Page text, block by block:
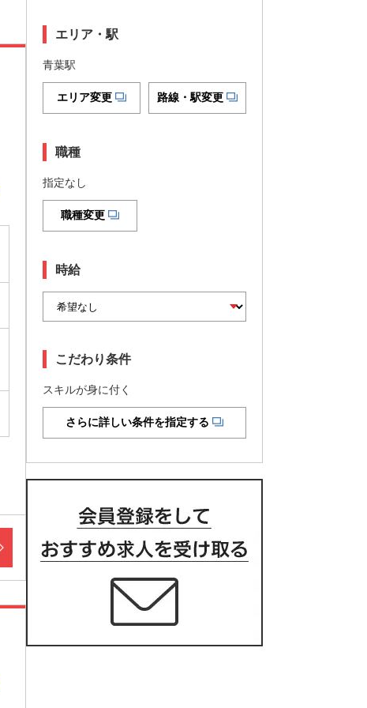
エリア・駅
青葉駅
エリア変更 路線・駅変更
職種
指定なし
職種変更
時給
こだわり条件
スキルが身に付く
さらに詳しい条件を指定する